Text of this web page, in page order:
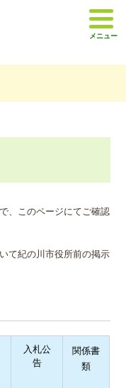
メニュー
、このページにてご確認
て紀の川市役所前の掲示
入札公
告
関係書
類